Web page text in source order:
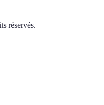
réservés.